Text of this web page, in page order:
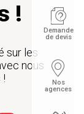
!
sur les
nous
Demande
de devis
Nos
agences